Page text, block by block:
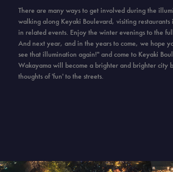
There are many ways to get involved during the
walking along Keyaki Boulevard, visiting
in related events. Enjoy the winter evenings to the
And next year, and in the years to come, we hope
see that illumination again!" and come to Keyaki
Wakayama will become a brighter and brighter city
thoughts of 'fun' to the streets.